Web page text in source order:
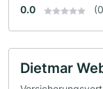
0.0
Dietmar